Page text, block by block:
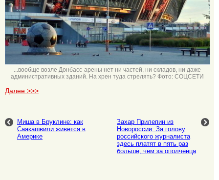
...вообще возле Донбасс-арены нет ни частей, ни складов, ни даже
административных зданий. На хрен туда стрелять? Фото: СОЦСЕТИ
Далее >>>
Миша в Бруклине: как
Саакашвили живется в
Америке
Захар Прилепин из
Новороссии: За голову
российского журналиста
здесь платят в пять раз
больше, чем за ополченца